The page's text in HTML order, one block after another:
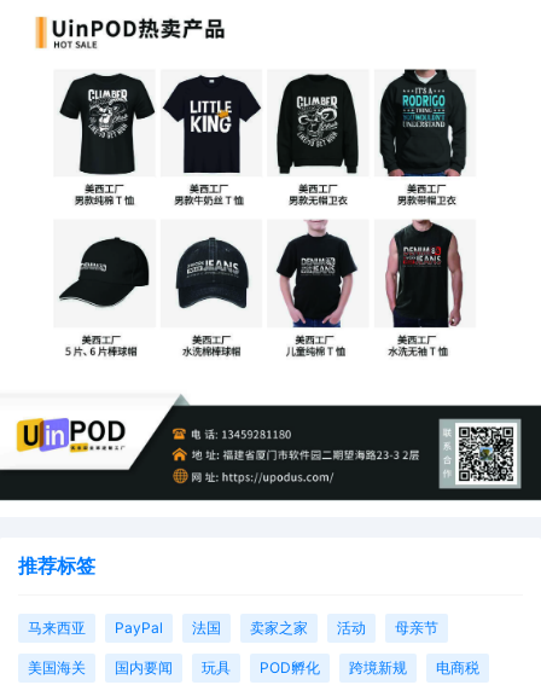
推荐标签
马来西亚 PayPal 法国 卖家之家 活动 母亲节
美国海关 国内要闻 玩具 POD孵化 跨境新规 电商税